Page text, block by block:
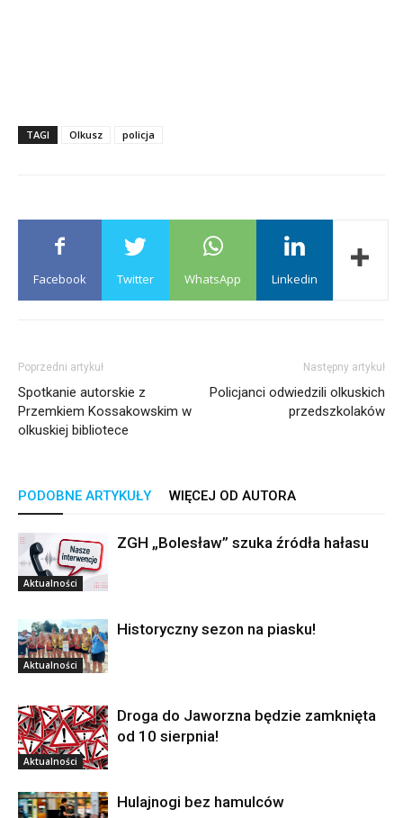
TAGI Olkusz policja
Facebook Twitter WhatsApp Linkedin
Poprzedni artykuł
Spotkanie autorskie z
Przemkiem Kossakowskim w
olkuskiej bibliotece
Następny artykuł
Policjanci odwiedzili olkuskich
przedszkolaków
PODOBNE ARTYKUŁY WIĘCEJ OD AUTORA
Aktualności
ZGH „Bolesław” szuka źródła hałasu
Aktualności
Historyczny sezon na piasku!
Aktualności
Droga do Jaworzna będzie zamknięta
od 10 sierpnia!
Hulajnogi bez hamulców